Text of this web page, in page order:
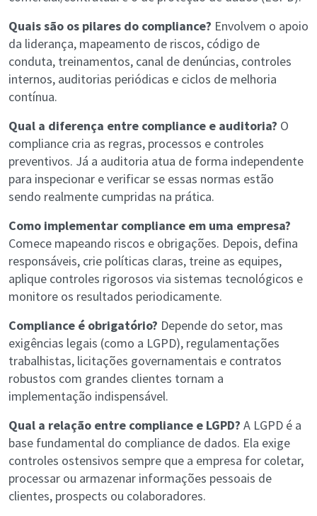
Quais são os pilares do compliance? Envolvem o apoio
da liderança, mapeamento de riscos, código de
conduta, treinamentos, canal de denúncias, controles
internos, auditorias periódicas e ciclos de melhoria
contínua.
Qual a diferença entre compliance e auditoria? O
compliance cria as regras, processos e controles
preventivos. Já a auditoria atua de forma independente
para inspecionar e verificar se essas normas estão
sendo realmente cumpridas na prática.
Como implementar compliance em uma empresa?
Comece mapeando riscos e obrigações. Depois, defina
responsáveis, crie políticas claras, treine as equipes,
aplique controles rigorosos via sistemas tecnológicos e
monitore os resultados periodicamente.
Compliance é obrigatório? Depende do setor, mas
exigências legais (como a LGPD), regulamentações
trabalhistas, licitações governamentais e contratos
robustos com grandes clientes tornam a
implementação indispensável.
Qual a relação entre compliance e LGPD? A LGPD é a
base fundamental do compliance de dados. Ela exige
controles ostensivos sempre que a empresa for coletar,
processar ou armazenar informações pessoais de
clientes, prospects ou colaboradores.